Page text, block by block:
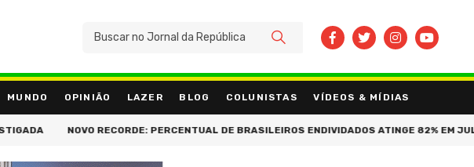
MUNDO OPINIÃO LAZER BLOG COLUNISTAS VÍDEOS & MÍDIAS
NOVO RECORDE: PERCENTUAL DE BRASILEIROS ENDIVIDADOS ATINGE 82% EM JULHO
BUSCAR